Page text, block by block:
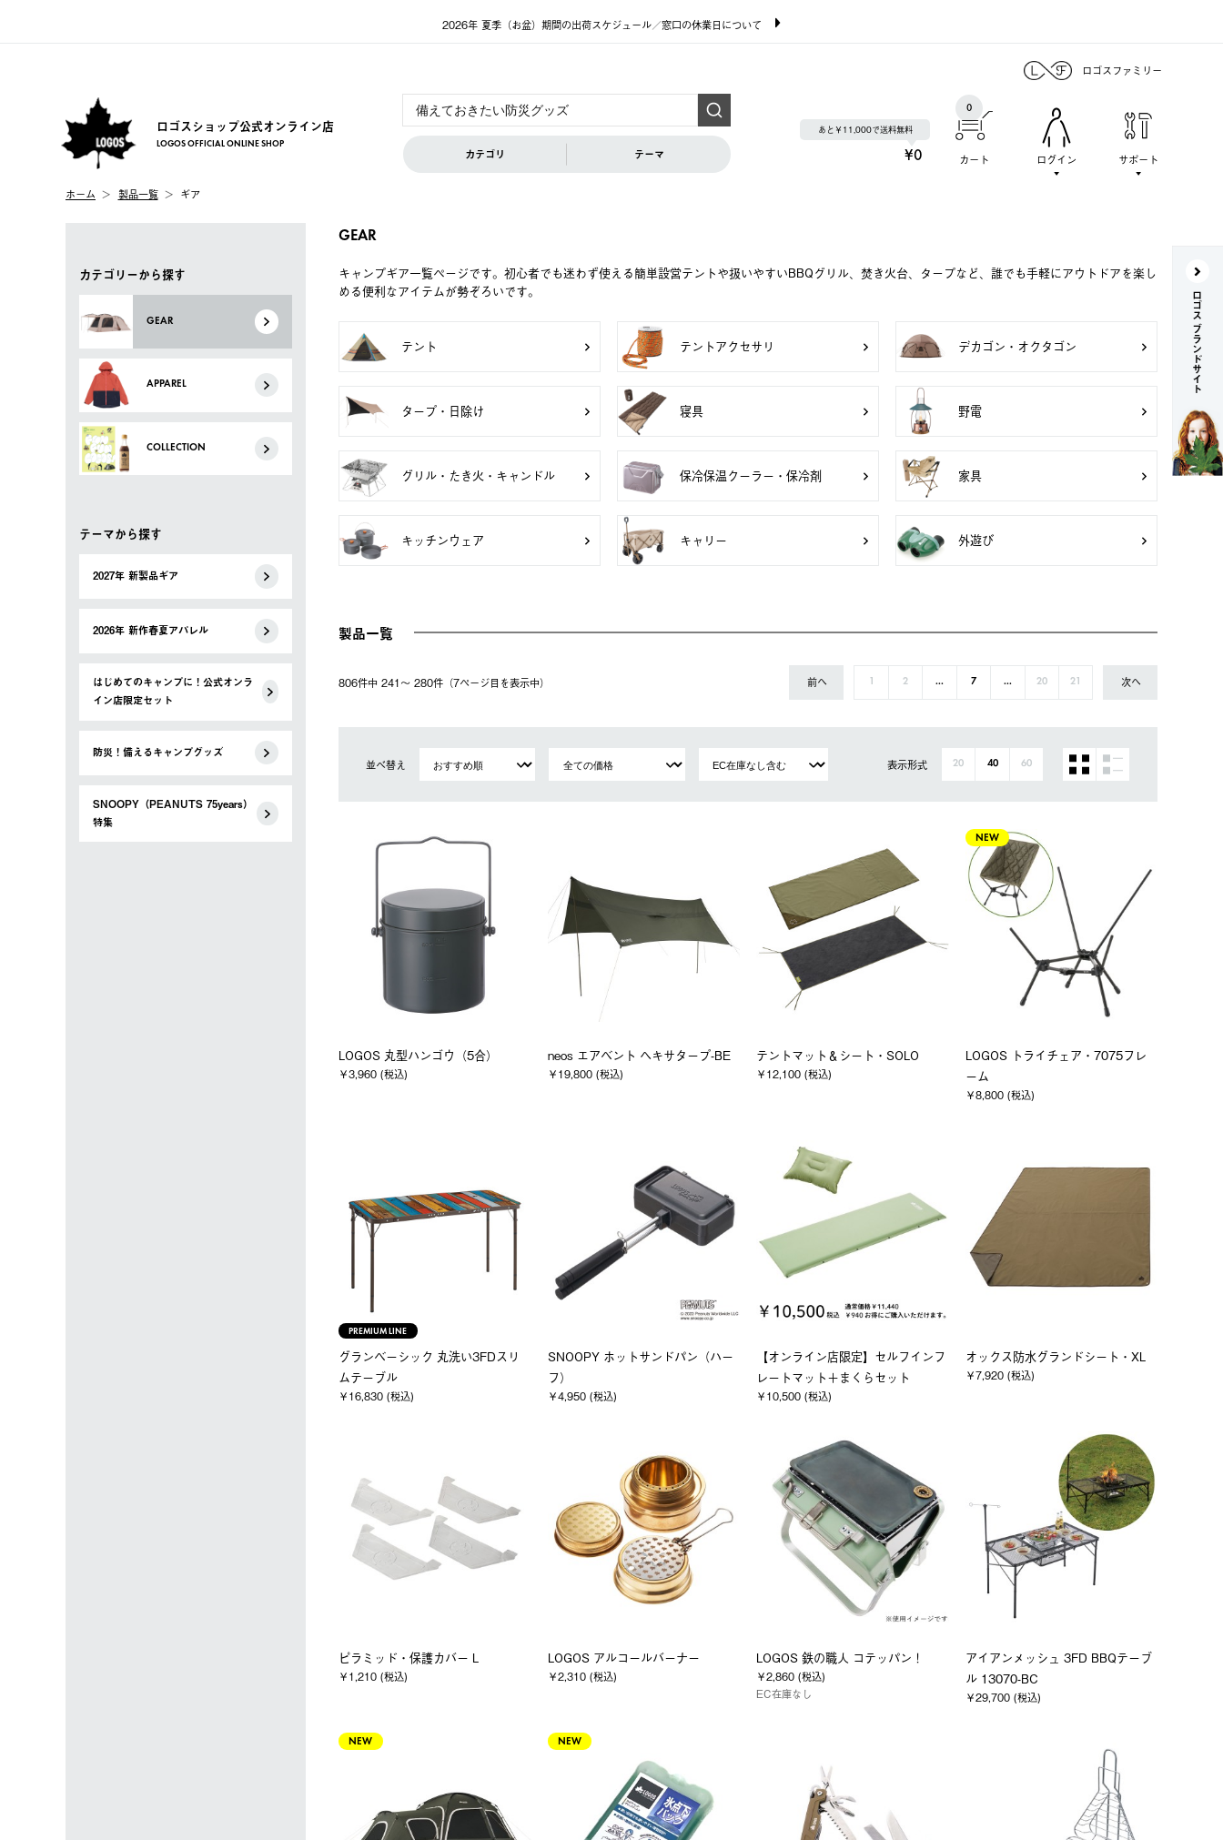
2026年 夏季（お盆）期間の出荷スケジュール／窓口の休業日について
ロゴスファミリー
ロゴスショップ公式オンライン店
LOGOS OFFICIAL ONLINE SHOP
カテゴリ テーマ
あと￥11,000で送料無料
¥0 カート
0
ログイン サポート
ホーム 製品一覧 ギア
カテゴリーから探す
GEAR
APPAREL
COLLECTION
テーマから探す
2027年 新製品ギア
2026年 新作春夏アパレル
はじめてのキャンプに！公式オンラ
イン店限定セット
防災！備えるキャンプグッズ
SNOOPY（PEANUTS 75years）
特集
GEAR
キャンプギア一覧ページです。初心者でも迷わず使える簡単設営テントや扱いやすいBBQグリル、焚き火台、タープなど、誰でも手軽にアウトドアを楽し
める便利なアイテムが勢ぞろいです。
テント テントアクセサリ デカゴン・オクタゴン
タープ・日除け 寝具 野電
グリル・たき火・キャンドル 保冷保温クーラー・保冷剤 家具
キッチンウェア キャリー 外遊び
製品一覧
806件中 241〜 280件（7ページ⽬を表⽰中） 前へ 1 2 ... 7 ... 20 21 次へ
並べ替え 表示形式 20 40 60
LOGOS 丸型ハンゴウ（5合）
￥3,960 (税込)
neos エアベント ヘキサタープ-BE
￥19,800 (税込)
テントマット＆シート・SOLO
￥12,100 (税込)
NEW
LOGOS トライチェア・7075フレ
ーム
￥8,800 (税込)
PREMIUM LINE
グランベーシック 丸洗い3FDスリ
ムテーブル
￥16,830 (税込)
SNOOPY ホットサンドパン（ハー
フ）
￥4,950 (税込)
【オンライン店限定】セルフインフ
レートマット＋まくらセット
￥10,500 (税込)
オックス防水グランドシート・XL
￥7,920 (税込)
ピラミッド・保護カバー L
￥1,210 (税込)
LOGOS アルコールバーナー
￥2,310 (税込)
LOGOS 鉄の職人 コテッパン！
￥2,860 (税込)
EC在庫なし
アイアンメッシュ 3FD BBQテーブ
ル 13070-BC
￥29,700 (税込)
NEW NEW
ロゴス ブランドサイト